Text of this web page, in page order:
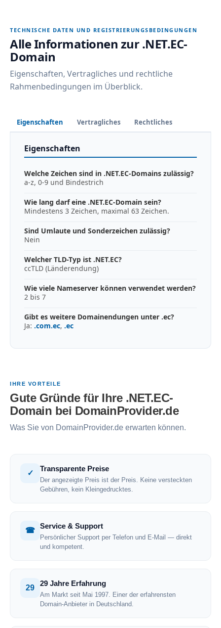
TECHNISCHE DATEN UND REGISTRIERUNGSBEDINGUNGEN
Alle Informationen zur .NET.EC-
Domain
Eigenschaften, Vertragliches und rechtliche
Rahmenbedingungen im Überblick.
Eigenschaften Vertragliches Rechtliches
Eigenschaften
Welche Zeichen sind in .NET.EC-Domains zulässig?
a-z, 0-9 und Bindestrich
Wie lang darf eine .NET.EC-Domain sein?
Mindestens 3 Zeichen, maximal 63 Zeichen.
Sind Umlaute und Sonderzeichen zulässig?
Nein
Welcher TLD-Typ ist .NET.EC?
ccTLD (Länderendung)
Wie viele Nameserver können verwendet werden?
2 bis 7
Gibt es weitere Domainendungen unter .ec?
Ja: .com.ec, .ec
IHRE VORTEILE
Gute Gründe für Ihre .NET.EC-
Domain bei DomainProvider.de
Was Sie von DomainProvider.de erwarten können.
✓
Transparente Preise
Der angezeigte Preis ist der Preis. Keine versteckten
Gebühren, kein Kleingedrucktes.
☎
Service & Support
Persönlicher Support per Telefon und E-Mail — direkt
und kompetent.
29
29 Jahre Erfahrung
Am Markt seit Mai 1997. Einer der erfahrensten
Domain-Anbieter in Deutschland.